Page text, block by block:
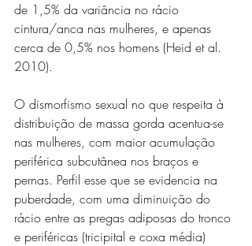
de 1,5% da variância no rácio
cintura/anca nas mulheres, e apenas
cerca de 0,5% nos homens (Heid et al.
2010).
O dismorfismo sexual no que respeita à
distribuição de massa gorda acentua-se
nas mulheres, com maior acumulação
periférica subcutânea nos braços e
pernas. Perfil esse que se evidencia na
puberdade, com uma diminuição do
rácio entre as pregas adiposas do tronco
e periféricas (tricipital e coxa média)